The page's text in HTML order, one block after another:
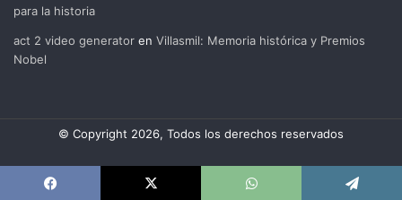
para la historia
act 2 video generator en Villasmil: Memoria histórica y Premios
Nobel
© Copyright 2026, Todos los derechos reservados